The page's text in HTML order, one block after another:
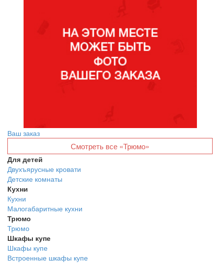
Ваш заказ
Смотреть все «Трюмо»
Для детей
Двухъярусные кровати
Детские комнаты
Кухни
Кухни
Малогабаритные кухни
Трюмо
Трюмо
Шкафы купе
Шкафы купе
Встроенные шкафы купе